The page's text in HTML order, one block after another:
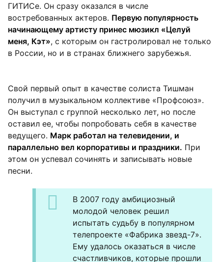
ГИТИСе. Он сразу оказался в числе
востребованных актеров. Первую популярность
начинающему артисту принес мюзикл «Целуй
меня, Кэт», с которым он гастролировал не только
в России, но и в странах ближнего зарубежья.
Свой первый опыт в качестве солиста Тишман
получил в музыкальном коллективе «Профсоюз».
Он выступал с группой несколько лет, но после
оставил ее, чтобы попробовать себя в качестве
ведущего. Марк работал на телевидении, и
параллельно вел корпоративы и праздники. При
этом он успевал сочинять и записывать новые
песни.
В 2007 году амбициозный
молодой человек решил
испытать судьбу в популярном
телепроекте «Фабрика звезд-7».
Ему удалось оказаться в числе
счастливчиков, которые прошли